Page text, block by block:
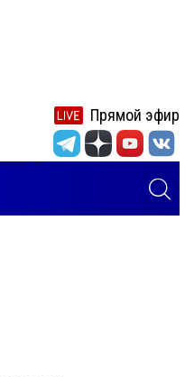
Прямой эфир